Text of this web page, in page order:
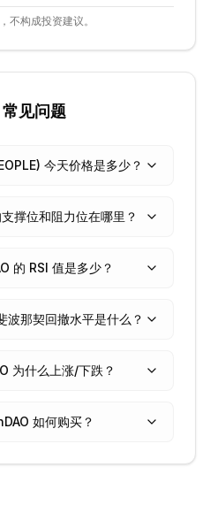
不构成投资建议。
常见问题
今天价格是多少？
撑位和阻力位在哪里？
的 RSI 值是多少？
那契回撤水平是什么？
为什么上涨/下跌？
如何购买？